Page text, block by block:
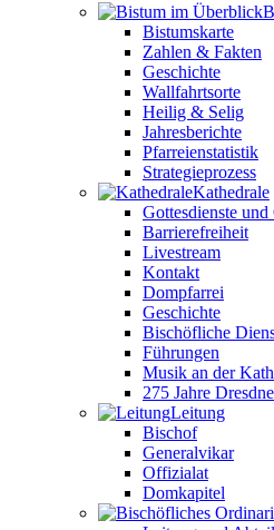
Bistumskarte
Zahlen & Fakten
Geschichte
Wallfahrtsorte
Heilig & Selig
Jahresberichte
Pfarreienstatistik
Strategieprozess
Kathedrale
Gottesdienste
Barrierefreiheit
Livestream
Kontakt
Dompfarrei
Geschichte
Bischöfliche
Führungen
Musik an der
275 Jahre
Leitung
Bischof
Generalvikar
Offizialat
Domkapitel